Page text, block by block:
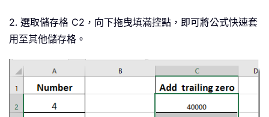
2. 選取儲存格 C2，向下拖曳填滿控點，即可將公式快速套
用至其他儲存格。